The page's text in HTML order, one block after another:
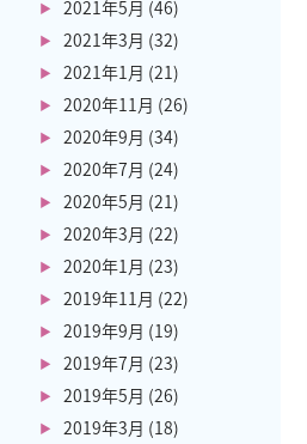
2021年5月 (46)
2021年3月 (32)
2021年1月 (21)
2020年11月 (26)
2020年9月 (34)
2020年7月 (24)
2020年5月 (21)
2020年3月 (22)
2020年1月 (23)
2019年11月 (22)
2019年9月 (19)
2019年7月 (23)
2019年5月 (26)
2019年3月 (18)